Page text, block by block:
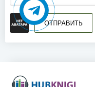
ОТПРАВИТЬ